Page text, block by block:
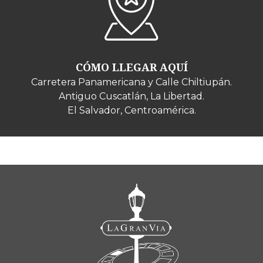
CÓMO LLEGAR AQUÍ
Carretera Panamericana y Calle Chiltiupán.
Antiguo Cuscatlán, La Libertad.
El Salvador, Centroamérica.